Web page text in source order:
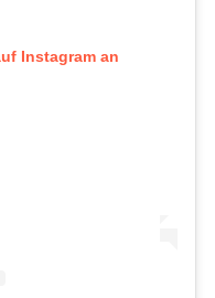
Instagram an